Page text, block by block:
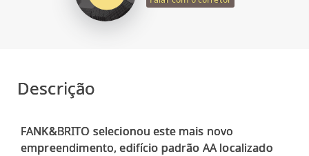
Descrição
FANK&BRITO selecionou este mais novo
empreendimento, edifício padrão AA localizado